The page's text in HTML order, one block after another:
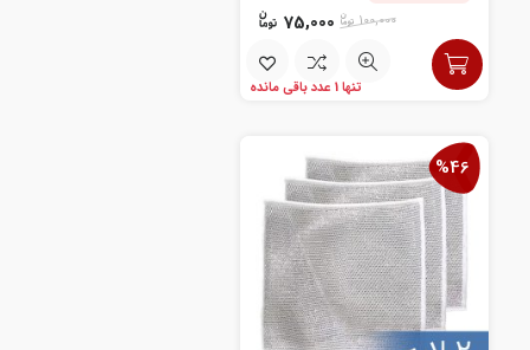
100,000
75,000
تنها 1 عدد باقی مانده
%46